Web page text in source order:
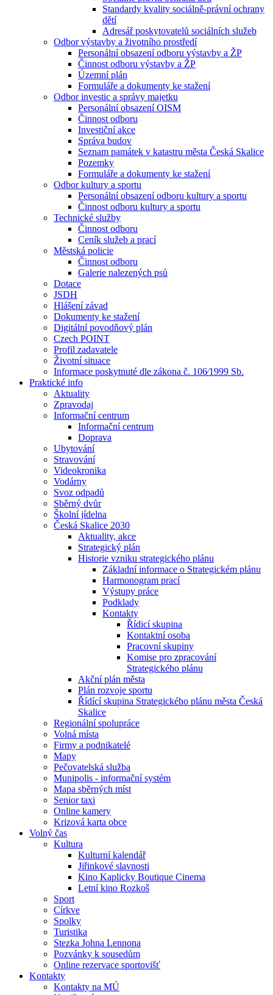
Standardy kvality sociálně-právní ochrany
dětí
Adresář poskytovatelů sociálních služeb
Odbor výstavby a životního prostředí
Personální obsazení odboru výstavby a ŽP
Činnost odboru výstavby a ŽP
Územní plán
Formuláře a dokumenty ke stažení
Odbor investic a správy majetku
Personální obsazení OISM
Činnost odboru
Investiční akce
Správa budov
Seznam památek v katastru města Česká Skalice
Pozemky
Formuláře a dokumenty ke stažení
Odbor kultury a sportu
Personální obsazení odboru kultury a sportu
Činnost odboru kultury a sportu
Technické služby
Činnost odboru
Ceník služeb a prací
Městská policie
Činnost odboru
Galerie nalezených psů
Dotace
JSDH
Hlášení závad
Dokumenty ke stažení
Digitální povodňový plán
Czech POINT
Profil zadavatele
Životní situace
Informace poskytnuté dle zákona č. 106⁄1999 Sb.
Praktické info
Aktuality
Zpravodaj
Informační centrum
Informační centrum
Doprava
Ubytování
Stravování
Videokronika
Vodárny
Svoz odpadů
Sběrný dvůr
Školní jídelna
Česká Skalice 2030
Aktuality, akce
Strategický plán
Historie vzniku strategického plánu
Základní informace o Strategickém plánu
Harmonogram prací
Výstupy práce
Podklady
Kontakty
Řídicí skupina
Kontaktní osoba
Pracovní skupiny
Komise pro zpracování
Strategického plánu
Akční plán města
Plán rozvoje sportu
Řídící skupina Strategického plánu města Česká
Skalice
Regionální spolupráce
Volná místa
Firmy a podnikatelé
Mapy
Pečovatelská služba
Munipolis - informační systém
Mapa sběrných míst
Senior taxi
Online kamery
Krizová karta obce
Volný čas
Kultura
Kulturní kalendář
Jiřinkové slavnosti
Kino Kaplicky Boutique Cinema
Letní kino Rozkoš
Sport
Církve
Spolky
Turistika
Stezka Johna Lennona
Pozvánky k sousedům
Online rezervace sportovišť
Kontakty
Kontakty na MÚ